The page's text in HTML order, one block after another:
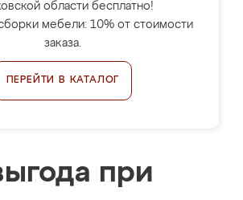
области бесплатно!
мебели: 10% от стоимости
заказа.
ПЕРЕЙТИ В КАТАЛОГ
при